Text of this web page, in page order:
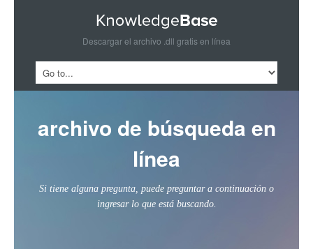
Descargar el archivo .dll gratis en línea
archivo de búsqueda en
línea
Si tiene alguna pregunta, puede preguntar a continuación o
ingresar lo que está buscando.